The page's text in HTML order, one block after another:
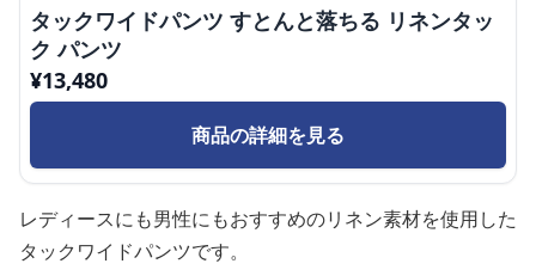
タックワイドパンツ すとんと落ちる リネンタッ
ク パンツ
¥13,480
商品の詳細を見る
レディースにも男性にもおすすめのリネン素材を使用した
タックワイドパンツです。